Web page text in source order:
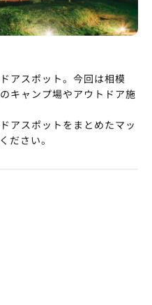
アスポット。今回は相模
キャンプ場やアウトドア施
アスポットをまとめたマッ
ださい。